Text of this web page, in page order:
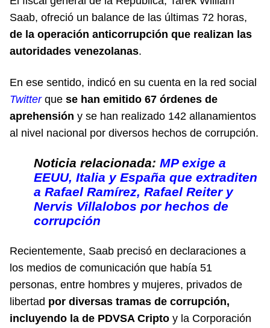
Saab, ofreció un balance de las últimas 72 horas,
de la operación anticorrupción que realizan las
autoridades venezolanas.
En ese sentido, indicó en su cuenta en la red social
Twitterque se han emitido 67 órdenes de
aprehensión y se han realizado 142 allanamientos
al nivel nacional por diversos hechos de corrupción.
Noticia relacionada: MP exige a
EEUU, Italia y España que extraditen
a Rafael Ramírez, Rafael Reiter y
Nervis Villalobos por hechos de
corrupción
Recientemente, Saab precisó en declaraciones a
los medios de comunicación que había 51
personas, entre hombres y mujeres, privados de
libertad por diversas tramas de corrupción,
incluyendo la de PDVSA Cripto y la Corporación